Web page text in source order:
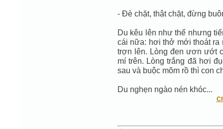
- Ðè chặt, thật chặt, đừng
Du kêu lên như thế nhưng
cái nữa: hơi thở mới thoát ra
trợn lên. Lòng đen ươn ướt
mí trên. Lòng trắng đã hơi
sau và buộc mõm rồ thì con
Du nghẹn ngào nén khóc...